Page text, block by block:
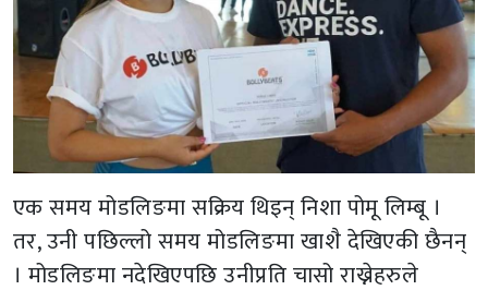
एक समय मोडलिङमा सक्रिय थिइन् निशा पोमू लिम्बू ।
तर, उनी पछिल्लो समय मोडलिङमा खाशै देखिएकी छैनन्
। मोडलिङमा नदेखिएपछि उनीप्रति चासो राख्नेहरुले